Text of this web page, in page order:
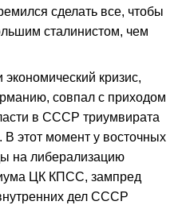
сделать все, чтобы
сталинистом, чем
кризис,
совпал с приходом
в СССР триумвирата
этот момент у восточных
на либерализацию
ЦК КПСС, зампред
дел СССР